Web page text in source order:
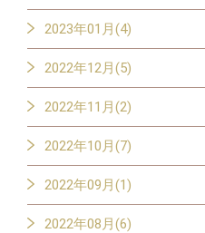
2023年01月(4)
2022年12月(5)
2022年11月(2)
2022年10月(7)
2022年09月(1)
2022年08月(6)